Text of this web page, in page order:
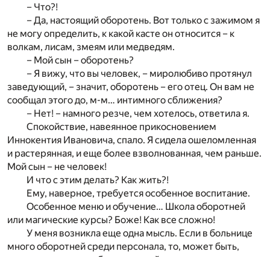
– Что?!
– Да, настоящий оборотень. Вот только с зажимом я
не могу определить, к какой касте он относится – к
волкам, лисам, змеям или медведям.
– Мой сын – оборотень?
– Я вижу, что вы человек, – миролюбиво протянул
заведующий, – значит, оборотень – его отец. Он вам не
сообщал этого до, м-м… интимного сближения?
– Нет! – намного резче, чем хотелось, ответила я.
Спокойствие, навеянное прикосновением
Иннокентия Ивановича, спало. Я сидела ошеломленная
и растерянная, и еще более взволнованная, чем раньше.
Мой сын – не человек!
И что с этим делать? Как жить?!
Ему, наверное, требуется особенное воспитание.
Особенное меню и обучение… Школа оборотней
или магические курсы? Боже! Как все сложно!
У меня возникла еще одна мысль. Если в больнице
много оборотней среди персонала, то, может быть,